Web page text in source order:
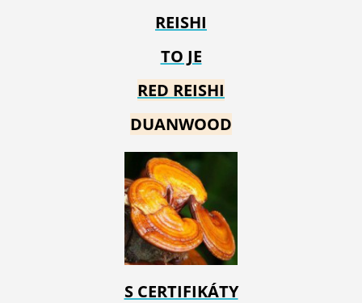
REISHI
TO JE
RED REISHI
DUANWOOD
S CERTIFIKÁTY